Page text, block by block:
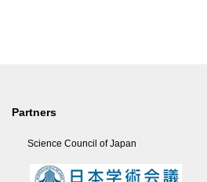
Partners
Science Council of Japan